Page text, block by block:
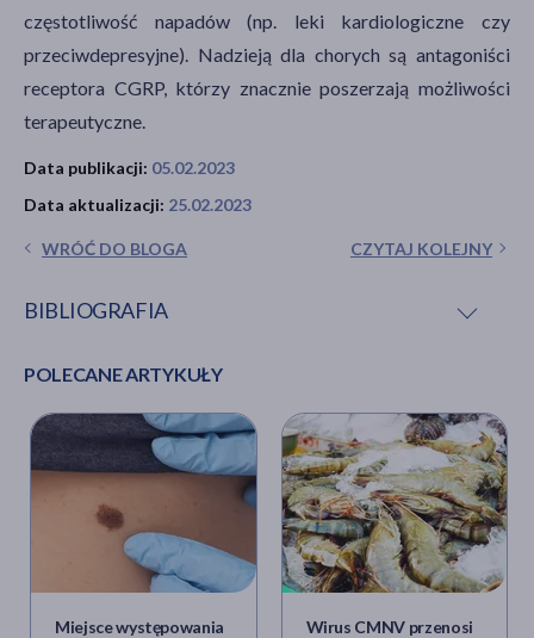
częstotliwość napadów (np. leki kardiologiczne czy
przeciwdepresyjne). Nadzieją dla chorych są antagoniści
receptora CGRP, którzy znacznie poszerzają możliwości
terapeutyczne.
Data publikacji: 05.02.2023
Data aktualizacji: 25.02.2023
WRÓĆ DO BLOGA CZYTAJ KOLEJNY
BIBLIOGRAFIA
nasal spray for the acute treatment of migraine: A
Phase 2/3 double-blind, randomized, placebo-
controlled, dose-ranging trial,„Headache” 2022, t. 62,
nr 9.
C. Pelc, Migraine:
New nasal spray drug awaits FDA
approval, MedicalNewsToday [online] https://
prewrite-zavegepant-for-acute-treatment-of-
migraine [dostęp:] 05.02.2023.
POLECANE ARTYKUŁY
Miejsce występowania
Wirus CMNV przenosi